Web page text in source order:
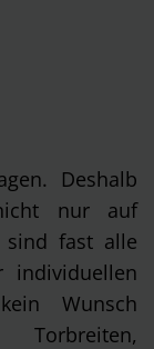
Deshalb
nur auf
sind fast alle
individuellen
Wunsch